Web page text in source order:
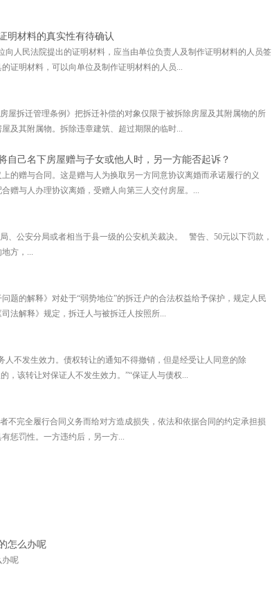
明材料的真实性有待确认
向人民法院提出的证明材料，应当由单位负责人及制作证明材料的人员签
证明材料，可以向单位及制作证明材料的人员...
拆迁管理条例》把拆迁补偿的对象仅限于被拆除房屋及其附属物的所
其附属物。拆除违章建筑、超过期限的临时...
自己名下房屋赠与子女或他人时，另一方能否起诉？
的赠与合同。这是赠与人为换取另一方同意协议离婚而承诺履行的义
赠与人办理协议离婚，受赠人向第三人交付房屋。...
、公安分局或者相当于县一级的公安机关裁决。 警告、50元以下罚款，
方，...
题的解释》对处于“弱势地位”的拆迁户的合法权益给予保护，规定人民
解释》规定，拆迁人与被拆迁人按照所...
不发生效力。债权转让的通知不得撤销，但是经受让人同意的除
，该转让对保证人不发生效力。”“保证人与债权...
不完全履行合同义务而给对方造成损失，依法和依据合同的约定承担损
惩罚性。一方违约后，另一方...
怎么办呢
办呢